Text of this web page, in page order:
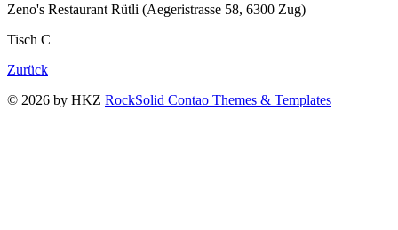
Zeno's Restaurant Rütli (Aegeristrasse 58, 6300 Zug)
Tisch C
Zurück
© 2026 by HKZ RockSolid Contao Themes & Templates